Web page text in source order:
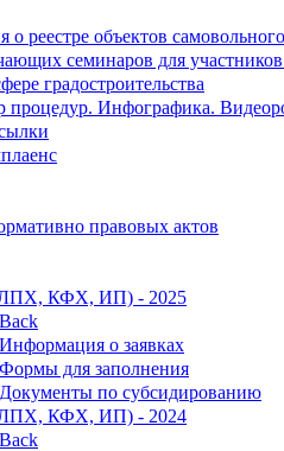
реестре объектов
семинаров для участников
градостроительства
процедур. Инфографика.
правовых актов
КФХ, ИП) - 2025
Back
Информация о заявках
Формы для заполнения
Документы по субсидированию
КФХ, ИП) - 2024
Back